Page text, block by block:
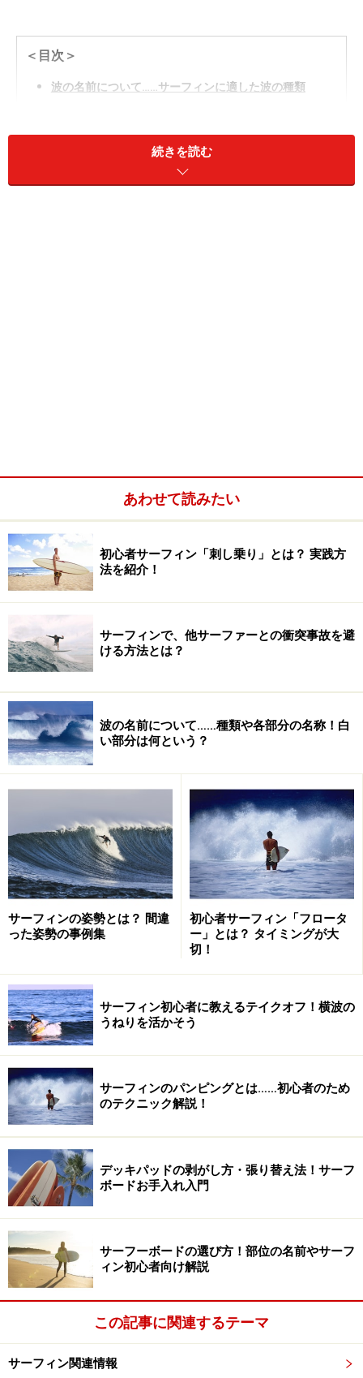
＜目次＞
波の名前について……サーフィンに適した波の種類
ー、どちらかが好みが傾向が出てしまいがちですが、ど
ちらも行けるように練習しましょう。なぜかといえば、
場所によってはレギュラーしかないポイントだってあっ
たりするからです。
これはグーフィーの波
波のコンディションのいい日には、波はキレイに端から
順番に崩れていき、とてもいいフェイス（波の斜面）が
でき、サーフィンに適した形になります。逆に、海底の
レイクしてしまう波もあり、それをダンパーといいま
す。ダンパーはサーフィンに適してません。また、波が
来て一番最初にブレイクする場所を「ピーク」と言いま
す。この言葉も必ず覚えておきましょう。
波の各部分の名称とポイント
う
■ショルダー
ウネリの部分のこと。このショルダーがどんどん切り立
ってきて、ブレイク（崩れる）します。このショルダー
の形を見て、この先波がどうなるか判断して、先のライ
ディングにつなげていきます。波に乗る時、このショル
続きを読む
あわせて読みたい
初心者サーフィン「刺し乗り」とは？ 実践方
法を紹介！
サーフィンで、他サーファーとの衝突事故を避
ける方法とは？
波の名前について……種類や各部分の名称！白
い部分は何という？
サーフィンの姿勢とは？ 間違
った姿勢の事例集
初心者サーフィン「フロータ
ー」とは？ タイミングが大
切！
サーフィン初心者に教えるテイクオフ！横波の
うねりを活かそう
サーフィンのパンピングとは……初心者のため
のテクニック解説！
デッキパッドの剥がし方・張り替え法！サーフ
ボードお手入れ入門
サーフーボードの選び方！部位の名前やサーフ
ィン初心者向け解説
この記事に関連するテーマ
サーフィン関連情報